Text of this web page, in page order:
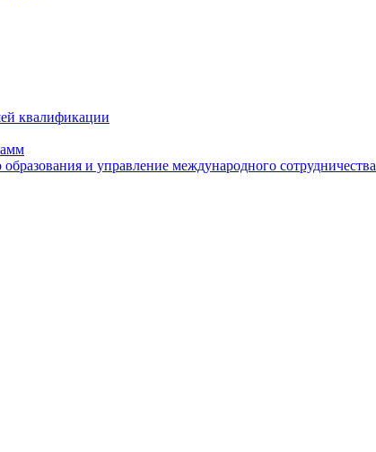
квалификации
и управление международного сотрудничества